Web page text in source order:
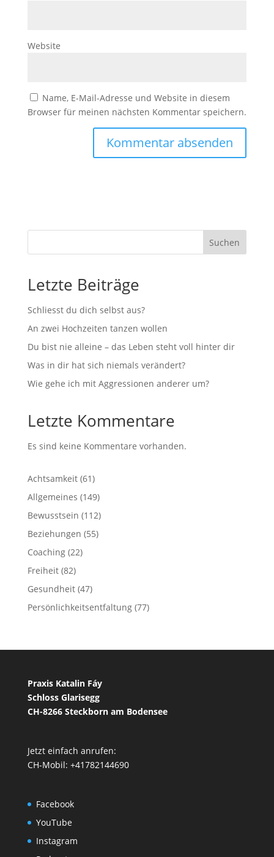
Website
Name, E-Mail-Adresse und Website in diesem
Browser für meinen nächsten Kommentar speichern.
Suchen
Letzte Beiträge
Schliesst du dich selbst aus?
An zwei Hochzeiten tanzen wollen
Du bist nie alleine – das Leben steht voll hinter dir
Was in dir hat sich niemals verändert?
Wie gehe ich mit Aggressionen anderer um?
Letzte Kommentare
Es sind keine Kommentare vorhanden.
Achtsamkeit(61)
Allgemeines (149)
Bewusstsein (112)
Beziehungen (55)
Coaching(22)
Freiheit(82)
Gesundheit(47)
Persönlichkeitsentfaltung(77)
Praxis Katalin Fáy
Schloss Glarisegg
CH-8266 Steckborn am Bodensee
Jetzt einfach anrufen:
CH-Mobil: +41782144690
Facebook
YouTube
Instagram